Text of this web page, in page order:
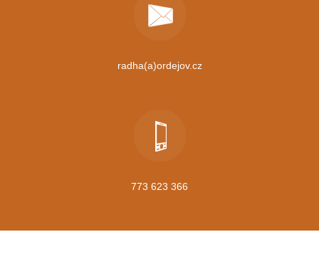
radha(a)ordejov.cz
773 623 366